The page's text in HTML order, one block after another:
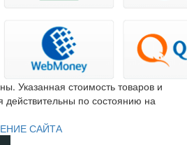
Указанная стоимость товаров и
действительны по состоянию на
САЙТА